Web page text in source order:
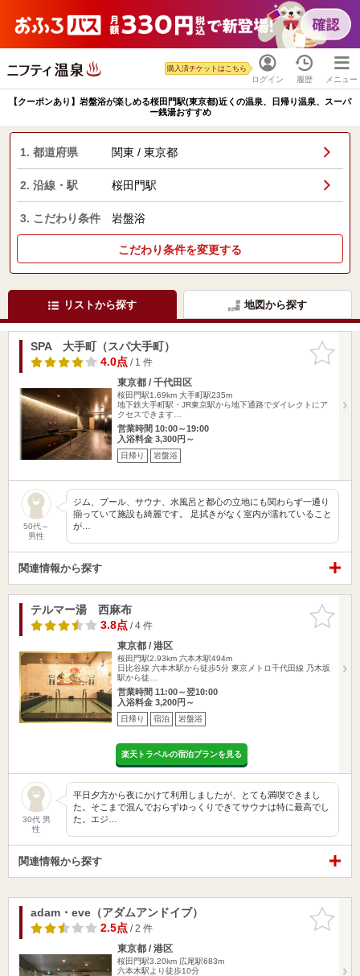
ログイン
購入済チケットはこちら
履歴 メニュー
【クーポンあり】岩盤浴が楽しめる桜田門駅(東京都)近くの温泉、日帰り温泉、スーパ
ー銭湯おすすめ
1. 都道府県 関東 / 東京都
2. 沿線・駅 桜田門駅
3. こだわり条件 岩盤浴
こだわり条件を変更する
リストから探す 地図から探す
お気に入
りに追加
SPA 大手町（スパ大手町）
4.0点/ 1 件
東京都 / 千代田区
桜田門駅1.69km 大手町駅235m
地下鉄大手町駅・JR東京駅から地下通路でダイレクトにア
クセスできます…
営業時間 10:00～19:00
入浴料金 3,300円～
日帰り 岩盤浴
50代～
男性
ジム、プール、サウナ、水風呂と都心の立地にも関わらず一通り
揃っていて施設も綺麗です。 足拭きがなく室内が濡れていること
が…
関連情報から探す
お気に入
りに追加
テルマー湯 西麻布
3.8点/ 4 件
東京都 / 港区
桜田門駅2.93km 六本木駅494m
日比谷線 六本木駅から徒歩5分 東京メトロ千代田線 乃木坂
駅から徒…
営業時間 11:00～翌10:00
入浴料金 3,200円～
日帰り 宿泊 岩盤浴
楽天トラベルの宿泊プランを見る
30代 男
性
平日夕方から夜にかけて利用しましたが、とても満喫できまし
た。そこまで混んでおらずゆっくりできてサウナは特に最高でし
た。エジ…
関連情報から探す
お気に入
りに追加
adam・eve（アダムアンドイブ）
2.5点/ 2 件
東京都 / 港区
桜田門駅3.20km 広尾駅683m
六本木駅より徒歩10分